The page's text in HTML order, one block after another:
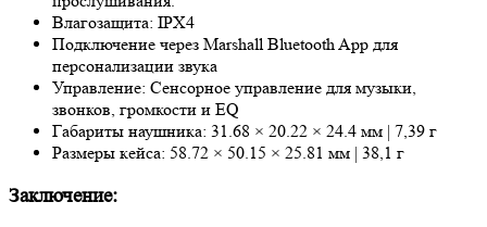
Влагозащита: IPX4
Подключение через Marshall Bluetooth App для
персонализации звука
Управление: Сенсорное управление для музыки,
звонков, громкости и EQ
Габариты наушника: 31.68 × 20.22 × 24.4 мм | 7,39 г
Размеры кейса: 58.72 × 50.15 × 25.81 мм | 38,1 г
Заключение: